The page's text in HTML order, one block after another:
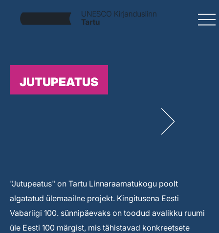
JUTUPEATUS
"Jutupeatus" on Tartu Linnaraamatukogu poolt
algatatud ülemaailne projekt. Kingitusena Eesti
Vabariigi 100. sünnipäevaks on toodud avalikku ruumi
üle Eesti 100 märgist, mis tähistavad konkreetsete